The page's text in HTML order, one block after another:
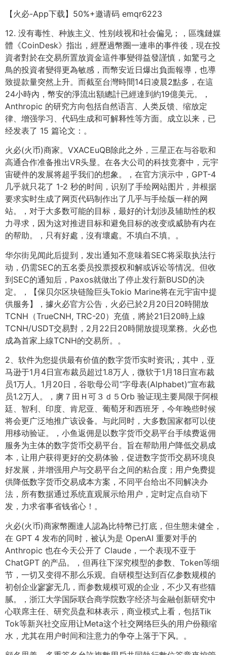
【火必-App下载】50%+邀请码 emqr6223
12. 没有毒性、种族主义、性别歧视和社会偏见；，區塊鏈媒
體《CoinDesk》指出，經歷過幣圈一連串的事件後，現在投
資者對於在交易所置放資金這件事變得益發謹慎，如驚弓之
鳥的投資者變得更為敏感，而幣安近日爆出負面報導，也導
致提款量突然上升。而截至台灣時間14日凌晨2點多，在這
24小時內，幣安的淨流出額總計已經達到約19億美元。，
Anthropic 的研究方向包括自然语言、人类反馈、缩放定
律、增强学习、代码生成和可解释性等方面。成立以来，已
经发表了 15 篇论文：。
火必(火币)商家。VXACEuQB除此之外，三星正在与谷歌和
高通合作准备推出VR头显。在各大公司的科技竞赛中，元宇
宙硬件的发展将超乎我们的想象。，在官方演示中，GPT-4
几乎就只花了 1-2 秒的时间，识别了手绘网站图片，并根据
要求实时生成了网页代码制作出了几乎与手绘版一样的网
站。，对于大多数可能的目标，最好的计划涉及辅助性的权
力寻求，因为这对推进目标和避免目标的改变或威胁有内在
的帮助。，只有好處，沒有壞處。不填白不填。。
华尔街见闻此后提到，发出通知不意味着SEC将采取执法行
动，仍需SEC的五名委员投票授权和解或诉讼等情况。但收
到SEC的通知后，Paxos就做出了停止发行新BUSD的决
定。，【保贝尔区块链险巨头Tokio Marine将在元宇宙中提
供服务】，據火必官方公告，火必已於2月20日20時開放
TCNH（TrueCNH, TRC-20）充值，將於21日20時上線
TCNH/USDT交易對，2月22日20時開放提現業務。火必也
成為首家上線TCNH的交易所。。
2、软件为您提供最有价值的数字货币实时资讯;，其中，亚
马逊于1月4日宣布裁员超过1.8万人，微软于1月18日宣布裁
员1万人。1月20日，谷歌母公司“字母表(Alphabet)”宣布裁
员1.2万人。，虜７田Ｈ可３ｄ５Orb 验证现主要局限于阿根
廷、智利、印度、肯尼亚、葡萄牙和西班牙，今年晚些时候
将会更广泛地推广该设备。与此同时，大多数国家都可以使
用移动验证。，小鱼返佣是以数字货币交易平台手续费返佣
服务为主体的数字货币交易平台。旨在帮助用户降低交易成
本，让用户获得更好的交易体验，促进数字货币交易环境良
好发展，并增强用户与交易平台之间的粘合度；用户免费提
供降低数字货币交易成本方案，不同平台给出不同解决办
法，所有数据通过系统直观展示给用户，定时定点自动下
发，力求省事省钱省心！。
火必(火币)商家幣圈達人認為比特幣已打底，但生態未健全，
在 GPT 4 发布的同时，被认为是 OpenAI 重要对手的
Anthropic 也在今天公开了 Claude，一个表现不亚于
ChatGPT 的产品。，但再往下深究模型的参数、Token等细
节，一切又变得不那么乐观。自研模型达到百亿参数规模的
初创企业寥寥无几，而参数规模可观的企业，不少又有些猫
腻。，浙江大学国际联合商学院数字经济与金融创新研究中
心联席主任、研究员盘和林表示，商业模式上看，包括Tik
Tok等新兴社交应用让Meta这个社交网络巨头的用户份额缩
水，尤其在用户时间和注意力的争夺上落于下风。。